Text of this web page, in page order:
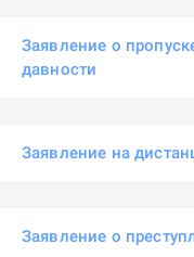
Заявление о
давности
Заявление на
Заявление о